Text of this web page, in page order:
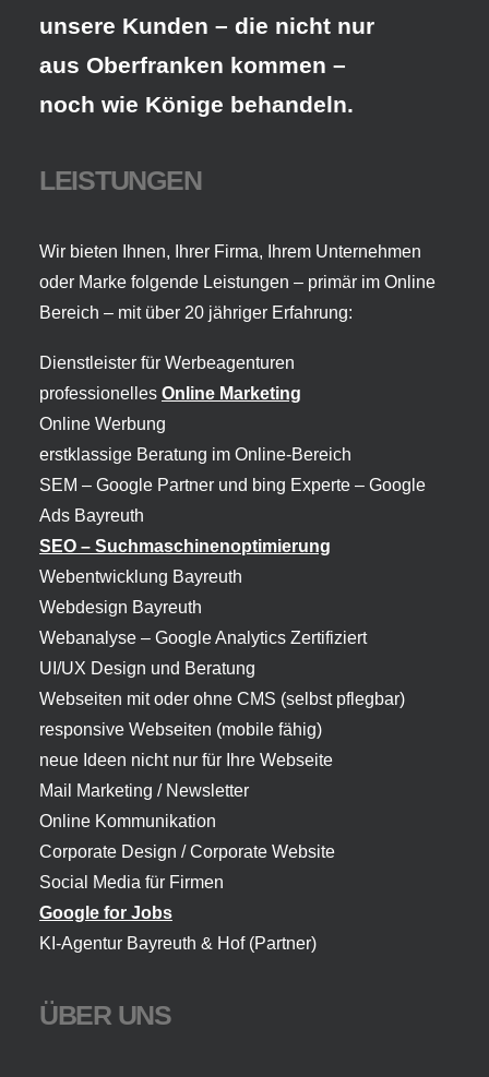
unsere Kunden – die nicht nur
aus Oberfranken kommen –
noch wie Könige behandeln.
LEISTUNGEN
Wir bieten Ihnen, Ihrer Firma, Ihrem Unternehmen
oder Marke folgende Leistungen – primär im Online
Bereich – mit über 20 jähriger Erfahrung:
Dienstleister für Werbeagenturen
professionelles Online Marketing
Online Werbung
erstklassige Beratung im Online-Bereich
SEM – Google Partner und bing Experte – Google
Ads Bayreuth
SEO – Suchmaschinenoptimierung
Webentwicklung Bayreuth
Webdesign Bayreuth
Webanalyse – Google Analytics Zertifiziert
UI/UX Design und Beratung
Webseiten mit oder ohne CMS (selbst pflegbar)
responsive Webseiten (mobile fähig)
neue Ideen nicht nur für Ihre Webseite
Mail Marketing / Newsletter
Online Kommunikation
Corporate Design / Corporate Website
Social Media für Firmen
Google for Jobs
KI-Agentur Bayreuth & Hof (Partner)
ÜBER UNS